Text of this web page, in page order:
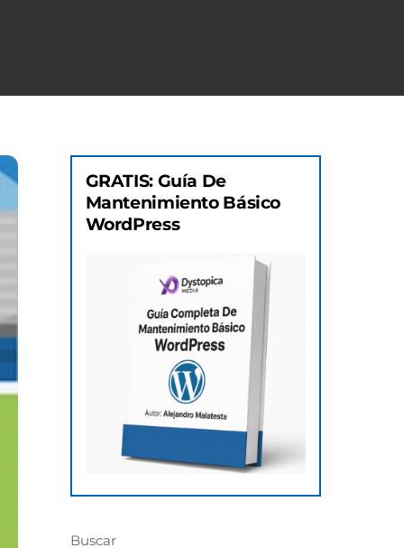
GRATIS: Guía De
Mantenimiento Básico
WordPress
Buscar